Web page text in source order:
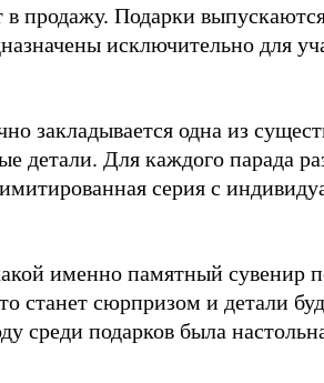
продажу. Подарки
исключительно для
закладывается одна из
детали. Для каждого парада
серия с
именно памятный сувенир
станет сюрпризом и детали
среди подарков была